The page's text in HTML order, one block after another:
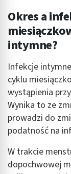
Okres a
intymne?
Infekcje
cyklu
wystąpienia
Wynika to ze
prowadzi do
podatność na
W trakcie
dopochwowej